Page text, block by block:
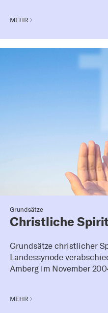
MEHR
Grundsätze
Christliche
Grundsätze christlicher
Landessynode
Amberg im November
MEHR